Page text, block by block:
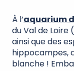
À l’aquarium
duVal de Loire
ainsi que des
hippocampes,
blanche !